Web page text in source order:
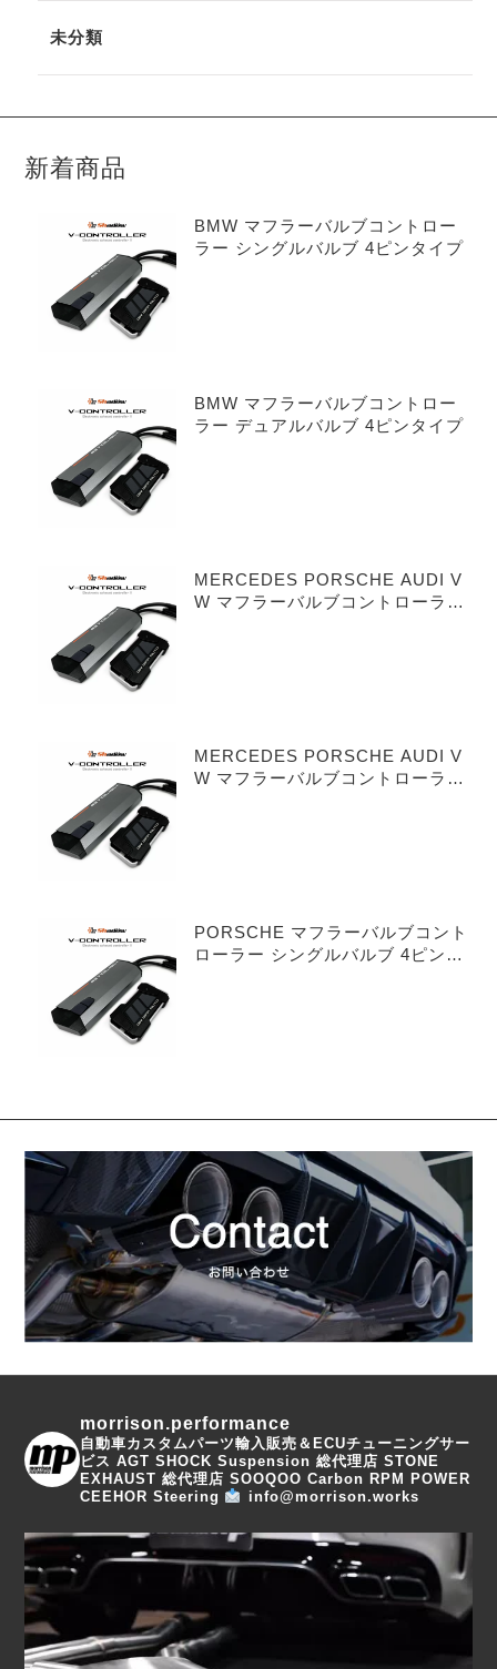
未分類
新着商品
BMW マフラーバルブコントロー
ラー シングルバルブ 4ピンタイプ
BMW マフラーバルブコントロー
ラー デュアルバルブ 4ピンタイプ
MERCEDES PORSCHE AUDI V
W マフラーバルブコントローラー
MERCEDES PORSCHE AUDI V
W マフラーバルブコントローラー
PORSCHE マフラーバルブコント
ローラー シングルバルブ 4ピンタ
morrison.performance
自動車カスタムパーツ輸入販売＆ECUチューニングサー
ビス AGT SHOCK Suspension 総代理店 STONE
EXHAUST 総代理店 SOOQOO Carbon RPM POWER
CEEHOR Steering
info@morrison.works